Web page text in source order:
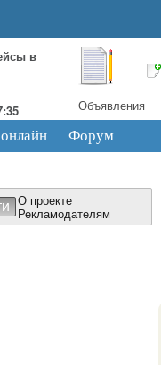
в
Объявления
Форум
О проекте
Рекламодателям